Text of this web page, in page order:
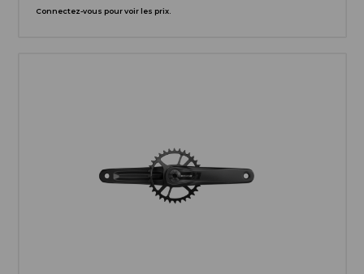
Connectez-vous pour voir les prix.